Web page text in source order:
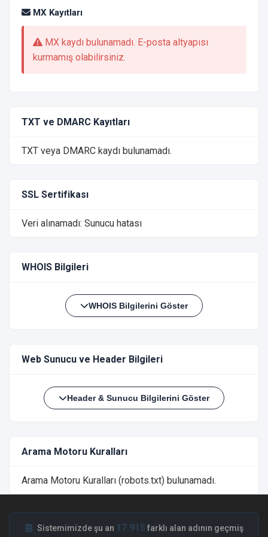
MX Kayıtları
MX kaydı bulunamadı. E-posta altyapısı
kurmamış olabilirsiniz.
TXT ve DMARC Kayıtları
TXT veya DMARC kaydı bulunamadı.
SSL Sertifikası
Veri alınamadı: Sunucu hatası
WHOIS Bilgileri
WHOIS Bilgilerini Göster
Web Sunucu ve Header Bilgileri
Header & Sunucu Bilgilerini Göster
Arama Motoru Kuralları
Arama Motoru Kuralları (robots.txt) bulunamadı.
Sistemimizde şu an 17.915 farklı alan adının geçmiş